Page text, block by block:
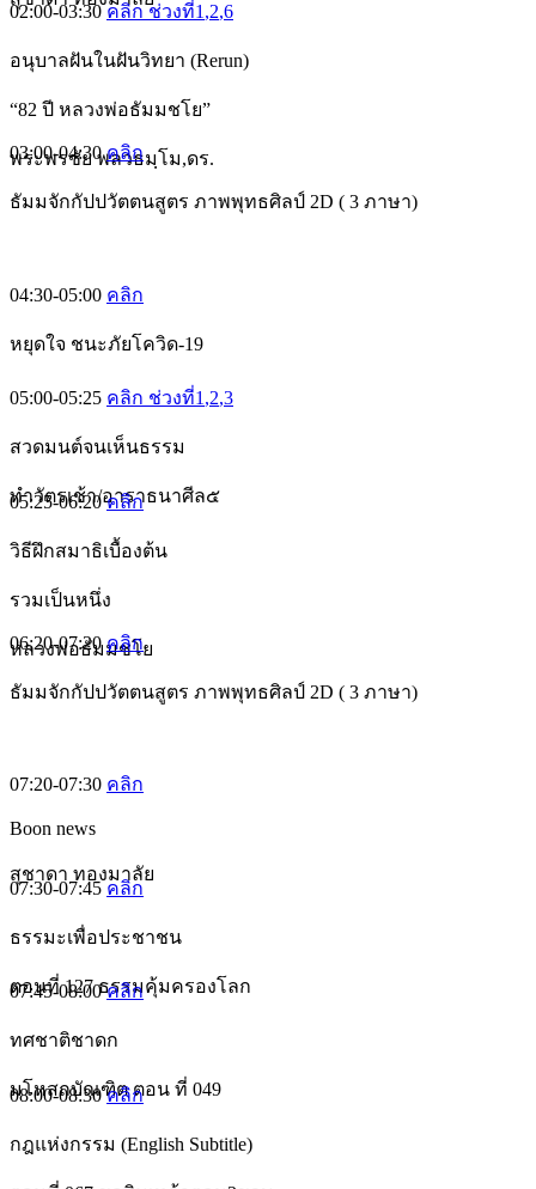
02:00-03:30คลิก ช่วงที่1 ,2,6
อนุบาลฝันในฝันวิทยา (Rerun)
“82 ปี หลวงพ่อธัมมชโย”
พระพรชัย พลวธมฺโม,ดร.
03:00-04:30คลิก
ธัมมจักกัปปวัตตนสูตร ภาพพุทธศิลป์ 2D ( 3 ภาษา)
04:30-05:00 คลิก
หยุดใจ ชนะภัยโควิด-19
05:00-05:25 คลิก ช่วงที่1 ,2,3
สวดมนต์จนเห็นธรรม
ทำวัตรเช้า/อาราธนาศีล๕
05:25-06:20คลิก
วิธีฝึกสมาธิเบื้องต้น
รวมเป็นหนึ่ง
หลวงพ่อธัมมชโย
06:20-07:20คลิก
ธัมมจักกัปปวัตตนสูตร ภาพพุทธศิลป์ 2D ( 3 ภาษา)
07:20-07:30 คลิก
Boon news
สุชาดา ทองมาลัย
07:30-07:45 คลิก
ธรรมะเพื่อประชาชน
ตอนที่ 127 ธรรมคุ้มครองโลก
07:45-08:00คลิก
ทศชาติชาดก
มโหสถบัณฑิต ตอน ที่ 049
08:00-08:30คลิก
กฎแห่งกรรม (English Subtitle)